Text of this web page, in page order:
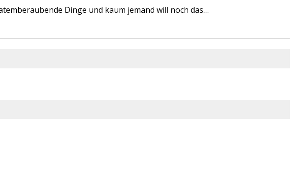
Dinge und kaum jemand will noch das…